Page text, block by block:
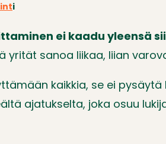
i
ei kaadu yleensä
yrität sanoa liikaa, liian
kaikkia, se ei
ajatukselta, joka osuu